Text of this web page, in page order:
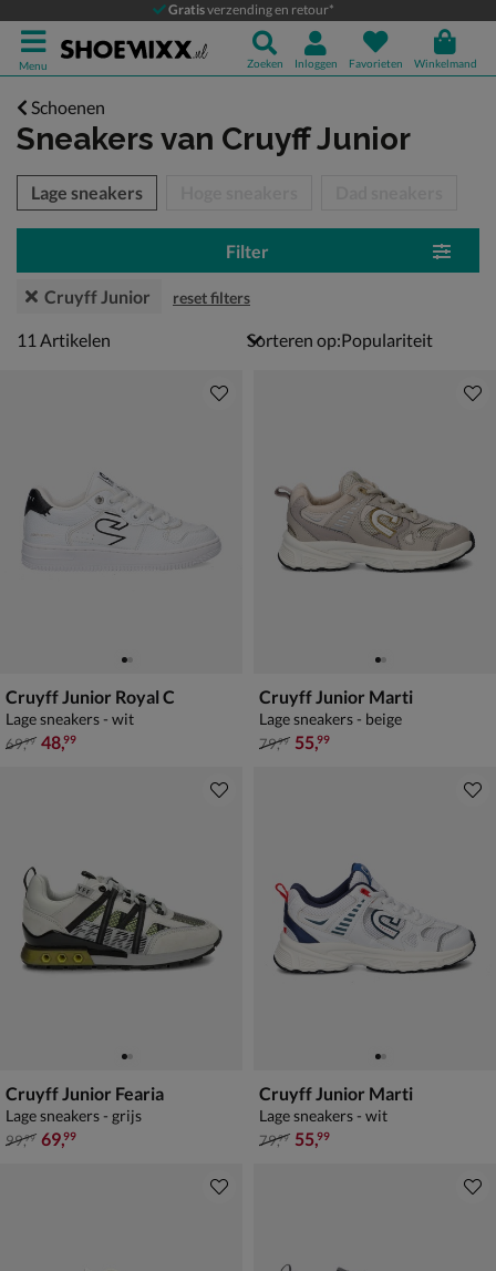
Gratisverzending en retour*
Menu Zoeken Inloggen Favorieten Winkelmand
Schoenen
Sneakers van Cruyff Junior
over
Lage sneakers
Filter
Cruyff Junior reset filters
11 artikelen
11 Artikelen Sorteren op:
Cruyff Junior Royal C
Lage sneakers - wit
van € 69,99 voor € 48,99
69,99 48,99
Cruyff Junior Marti
Lage sneakers - beige
van € 79,99 voor € 55,99
79,99 55,99
Cruyff Junior Fearia
Lage sneakers - grijs
van € 99,99 voor € 69,99
99,99 69,99
Cruyff Junior Marti
Lage sneakers - wit
van € 79,99 voor € 55,99
79,99 55,99